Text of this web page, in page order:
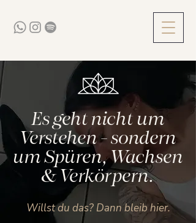
Es geht nicht um
Verstehen - sondern
um Spüren, Wachsen
& Verkörpern.
Willst du das? Dann bleib hier.